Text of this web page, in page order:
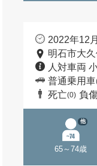
2022年12
明石市大
人対車両
普通乗用車
死亡(0) 負傷
65～74歳
他